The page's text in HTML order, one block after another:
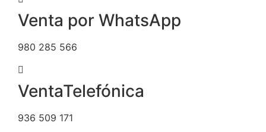
Venta por WhatsApp
980 285 566
VentaTelefónica
936 509 171